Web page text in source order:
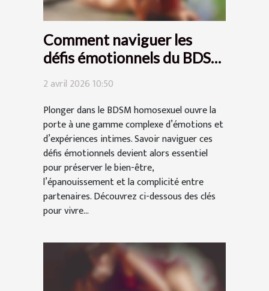
Comment naviguer les
défis émotionnels du BDSM
homosexuel ?
2 avril 2026 10:50
Plonger dans le BDSM homosexuel ouvre la
porte à une gamme complexe d’émotions et
d’expériences intimes. Savoir naviguer ces
défis émotionnels devient alors essentiel
pour préserver le bien-être,
l’épanouissement et la complicité entre
partenaires. Découvrez ci-dessous des clés
pour vivre...